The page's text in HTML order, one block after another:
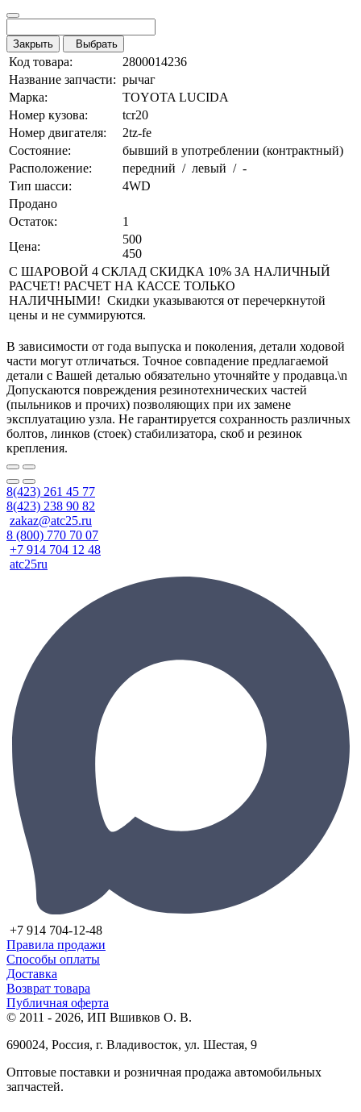
Закрыть Выбрать
Код товара:
2800014236
Название запчасти: рычаг
Марка:
TOYOTA LUCIDA
Номер кузова:
tcr20
Номер двигателя:
2tz-fe
Состояние:
бывший в употреблении (контрактный)
Расположение:
передний / левый / -
Тип шасси:
4WD
Продано
Остаток:
1
Цена:
500
450
С ШАРОВОЙ 4 СКЛАД СКИДКА 10% ЗА НАЛИЧНЫЙ
РАСЧЕТ! РАСЧЕТ НА КАССЕ ТОЛЬКО
НАЛИЧНЫМИ! Скидки указываются от перечеркнутой
цены и не суммируются.
В зависимости от года выпуска и поколения, детали ходовой
части могут отличаться. Точное совпадение предлагаемой
детали с Вашей деталью обязательно уточняйте у продавца.\n
Допускаются повреждения резинотехнических частей
(пыльников и прочих) позволяющих при их замене
эксплуатацию узла. Не гарантируется сохранность различных
болтов, линков (стоек) стабилизатора, скоб и резинок
крепления.
8(423) 261 45 77
8(423) 238 90 82
zakaz@atc25.ru
8 (800) 770 70 07
+7 914 704 12 48
atc25ru
+7 914 704-12-48
Правила продажи
Способы оплаты
Доставка
Возврат товара
Публичная оферта
© 2011 - 2026, ИП Вшивков О. В.
690024, Россия, г. Владивосток, ул. Шестая, 9
Оптовые поставки и розничная продажа автомобильных
запчастей.